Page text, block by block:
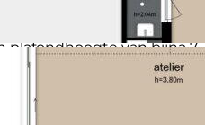
zich de indrukwekkende
plafondhoogte van bijna 7
als atelier, maar leent
De royale
zorgen voor een